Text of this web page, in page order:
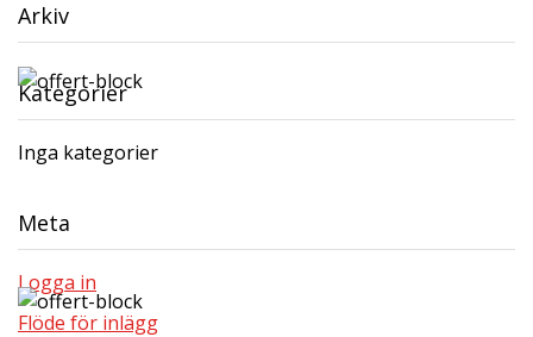
Arkiv
Kategorier
Inga kategorier
Meta
Logga in
Flöde för inlägg